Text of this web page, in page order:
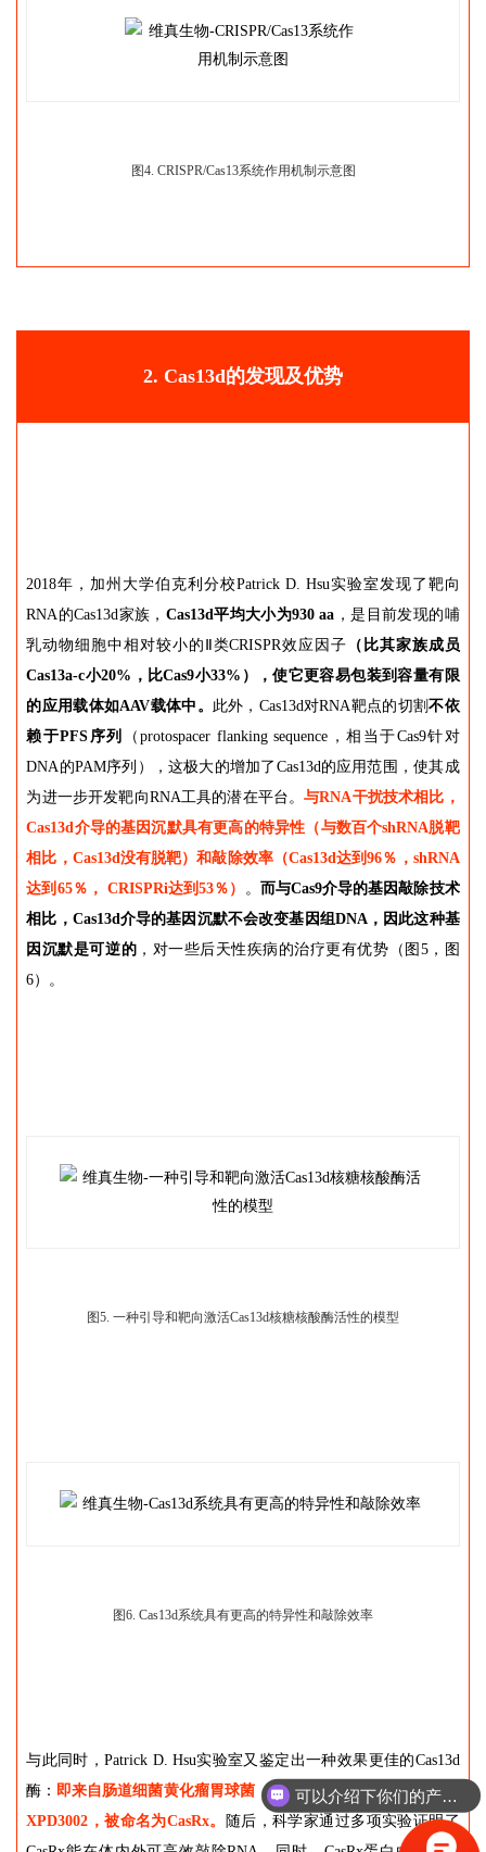
图4. CRISPR/Cas13系统作用机制示意图
2. Cas13d的发现及优势
2018年，加州大学伯克利分校Patrick D. Hsu实验室发现了靶向
RNA的Cas13d家族， Cas13d平均大小为930 aa ，是目前发现的哺
乳动物细胞中相对较小的Ⅱ类CRISPR效应因子 （比其家族成员
Cas13a-c小20%，比Cas9小33%），使它更容易包装到容量有限
的应用载体如AAV载体中。 此外，Cas13d对RNA靶点的切割不依
赖于PFS序列
（protospacer flanking sequence，相当于Cas9针对
DNA的PAM序列），这极大的增加了Cas13d的应用范围，使其成
为进一步开发靶向RNA工具的潜在平台。与RNA干扰技术相比，
Cas13d介导的基因沉默具有更高的特异性（与数百个shRNA脱靶
相比，Cas13d没有脱靶）和敲除效率（Cas13d达到96％，shRNA
达到65％， CRISPRi达到53％） 。 而与Cas9介导的基因敲除技术
相比，Cas13d介导的基因沉默不会改变基因组DNA，因此这种基
因沉默是可逆的 ，对一些后天性疾病的治疗更有优势（图5，图
6）。
图5. 一种引导和靶向激活Cas13d核糖核酸酶活性的模型
图6. Cas13d系统具有更高的特异性和敲除效率
与此同时，Patrick D. Hsu实验室又鉴定出一种效果更佳的Cas13d
酶：即来自肠道细菌黄化瘤胃球菌（Ruminococcus flavefaciens）
XPD3002，被命名为CasRx。
随后，科学家通过多项实验证明了
可以介绍下你们的产品么？
你们是怎么收费的呢？